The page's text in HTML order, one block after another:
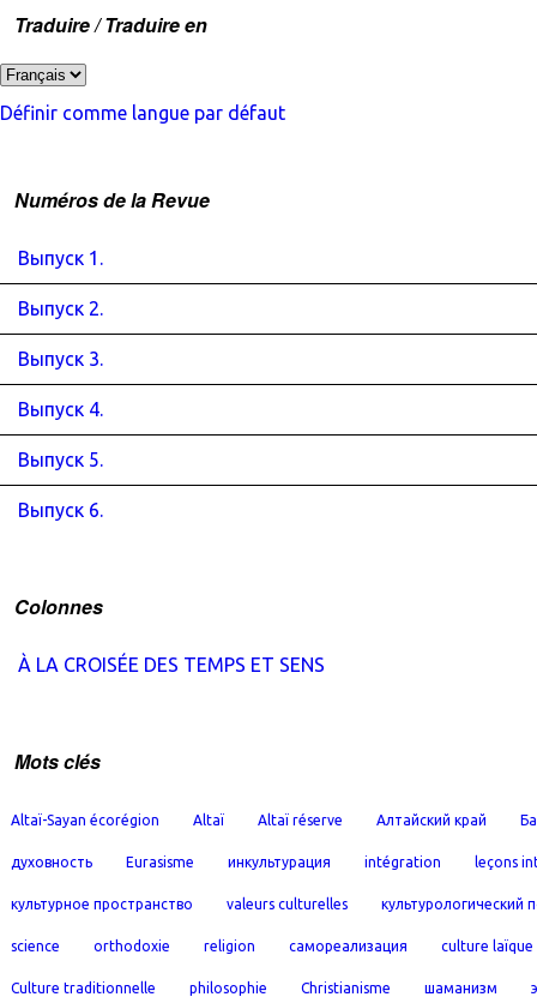
Traduire / Traduire en
Définir comme langue par défaut
Numéros de la Revue
Выпуск 1.
Выпуск 2.
Выпуск 3.
Выпуск 4.
Выпуск 5.
Выпуск 6.
Colonnes
À LA CROISÉE DES TEMPS ET SENS
Mots clés
Altaï-Sayan écorégion Altaï Altaï réserve Алтайский край
духовность Eurasisme инкультурация intégration leçons
культурное пространство valeurs culturelles культурологический
science orthodoxie religion самореализация culture laïque
Culture traditionnelle philosophie Christianisme шаманизм